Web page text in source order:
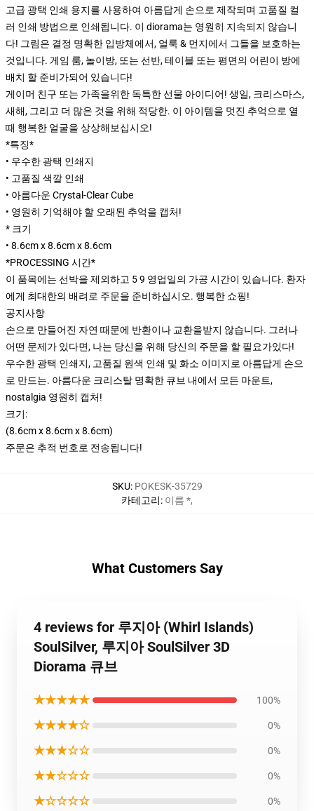
고급 광택 인쇄 용지를 사용하여 아름답게 손으로 제작되며 고품질 컬
러 인쇄 방법으로 인쇄됩니다. 이 diorama는 영원히 지속되지 않습니
다! 그림은 결정 명확한 입방체에서, 얼룩 & 먼지에서 그들을 보호하는
것입니다. 게임 룸, 놀이방, 또는 선반, 테이블 또는 평면의 어린이 방에
배치 할 준비가되어 있습니다!
게이머 친구 또는 가족을위한 독특한 선물 아이디어! 생일, 크리스마스,
새해, 그리고 더 많은 것을 위해 적당한. 이 아이템을 멋진 추억으로 열
때 행복한 얼굴을 상상해보십시오!
*특징*
• 우수한 광택 인쇄지
• 고품질 색깔 인쇄
• 아름다운 Crystal-Clear Cube
• 영원히 기억해야 할 오래된 추억을 캡처!
* 크기
• 8.6cm x 8.6cm x 8.6cm
*PROCESSING 시간*
이 품목에는 선박을 제외하고 5 9 영업일의 가공 시간이 있습니다. 환자
에게 최대한의 배려로 주문을 준비하십시오. 행복한 쇼핑!
공지사항
손으로 만들어진 자연 때문에 반환이나 교환을받지 않습니다. 그러나
어떤 문제가 있다면, 나는 당신을 위해 당신의 주문을 할 필요가있다!
우수한 광택 인쇄지, 고품질 원색 인쇄 및 화소 이미지로 아름답게 손으
로 만드는. 아름다운 크리스탈 명확한 큐브 내에서 모든 마운트,
nostalgia 영원히 캡처!
크기:
(8.6cm x 8.6cm x 8.6cm)
주문은 추적 번호로 전송됩니다!
SKU: POKESK-35729
카테고리: 이름 *,
What Customers Say
4 reviews for 루지아 (Whirl Islands)
SoulSilver, 루지아 SoulSilver 3D
Diorama 큐브
★★★★★ 100%
★★★★☆ 0%
★★★☆☆ 0%
★★☆☆☆ 0%
★☆☆☆☆ 0%